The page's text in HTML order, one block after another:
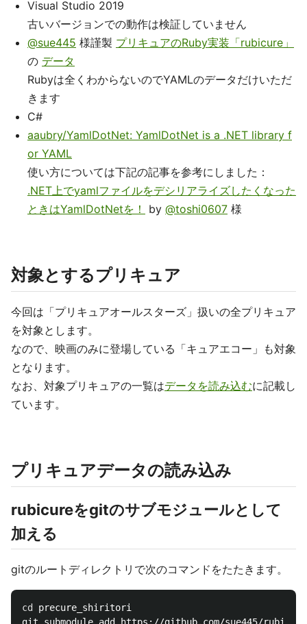
Visual Studio 2019
古いバージョンでの動作は検証していません
@sue445 様謹製 プリキュアのRuby実装「rubicure」
の データ
Rubyは全くわからないのでYAMLのデータだけいただ
きます
C#
aaubry/YamlDotNet: YamlDotNet is a .NET library f
or YAML
使い方については下記の記事を参考にしました：
.NET上でyamlファイルをデシリアライズしたくなった
ときはYamlDotNetを！
by @toshi0607 様
対象とするプリキュア
今回は「プリキュアオールスターズ」扱いの全プリキュア
を対象とします。
なので、映画のみに登場している「キュアエコー」も対象
となります。
なお、対象プリキュアの一覧はデータを読み込むに記載し
ています。
プリキュアデータの読み込み
rubicureをgitのサブモジュールとして
加える
gitのルートディレクトリで次のコマンドをたたきます。
cd precure_shiritori